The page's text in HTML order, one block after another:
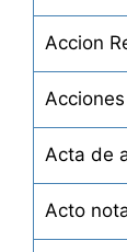
Accion
Acta de
Acto